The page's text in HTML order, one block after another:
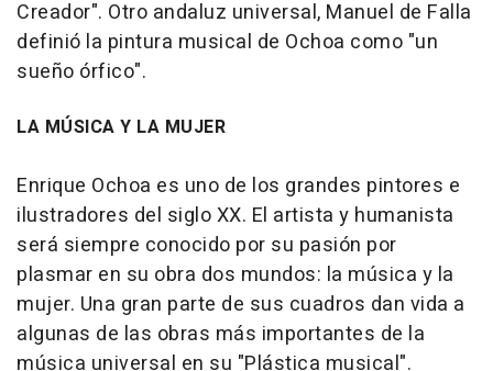
Creador". Otro andaluz universal, Manuel de Falla
definió la pintura musical de Ochoa como "un
sueño órfico".
LA MÚSICA Y LA MUJER
Enrique Ochoa es uno de los grandes pintores e
ilustradores del siglo XX. El artista y humanista
será siempre conocido por su pasión por
plasmar en su obra dos mundos: la música y la
mujer. Una gran parte de sus cuadros dan vida a
algunas de las obras más importantes de la
música universal en su "Plástica musical".